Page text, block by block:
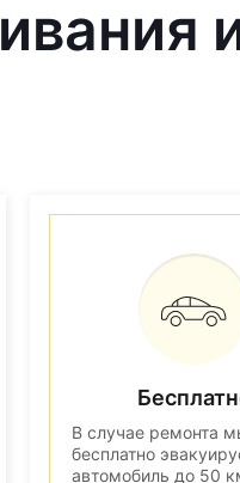
В случае ремонта
бесплатно
автомобиль до 50